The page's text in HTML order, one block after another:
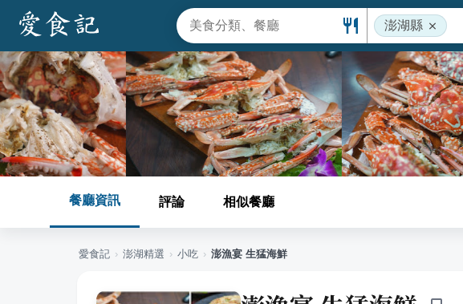
澎湖縣
餐廳資訊 評論 相似餐廳
愛食記 › 澎湖精選 › 小吃 › 澎漁宴 生猛海鮮